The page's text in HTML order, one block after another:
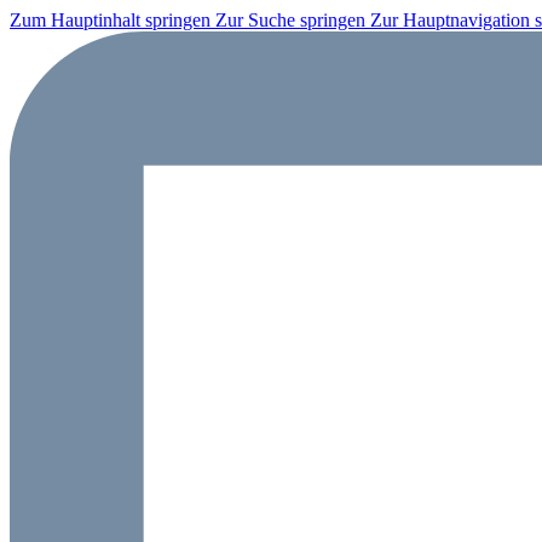
Zum Hauptinhalt springen Zur Suche springen Zur Hauptnavigation